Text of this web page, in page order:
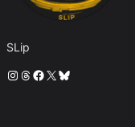
SLip
Instagram
Threads
Facebook
X Bluesky